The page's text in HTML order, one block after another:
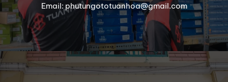
Email: phutungototuanhoa@gmail.com